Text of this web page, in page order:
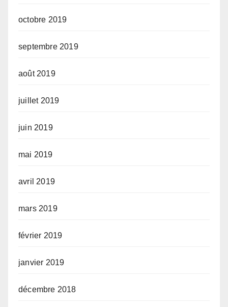
octobre 2019
septembre 2019
août 2019
juillet 2019
juin 2019
mai 2019
avril 2019
mars 2019
février 2019
janvier 2019
décembre 2018